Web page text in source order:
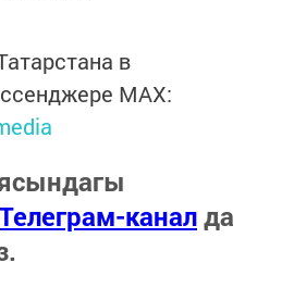
в
MАХ:
Телеграм-каналда